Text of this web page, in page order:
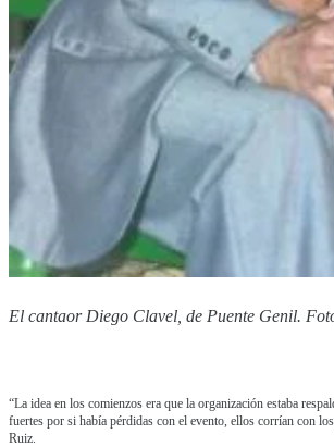
El cantaor Diego Clavel, de Puente Genil.
“La idea en los comienzos era que la organización estaba
fuertes por si había pérdidas con el evento, ellos corrían con
Ruiz.